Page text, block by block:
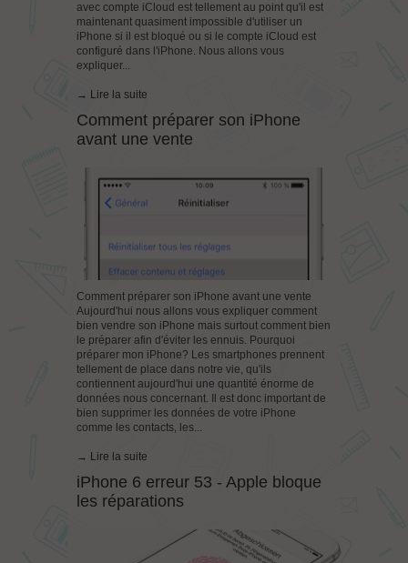
avec compte iCloud est tellement au point qu'il est
maintenant quasiment impossible d'utiliser un
iPhone si il est bloqué ou si le compte iCloud est
configuré dans l'iPhone. Nous allons vous
expliquer...
→ Lire la suite
Comment préparer son iPhone
avant une vente
Comment préparer son iPhone avant une vente
Aujourd'hui nous allons vous expliquer comment
bien vendre son iPhone mais surtout comment bien
le préparer afin d'éviter les ennuis. Pourquoi
préparer mon iPhone? Les smartphones prennent
tellement de place dans notre vie, qu'ils
contiennent aujourd'hui une quantité énorme de
données nous concernant. Il est donc important de
bien supprimer les données de votre iPhone
comme les contacts, les...
→ Lire la suite
iPhone 6 erreur 53 - Apple bloque
les réparations